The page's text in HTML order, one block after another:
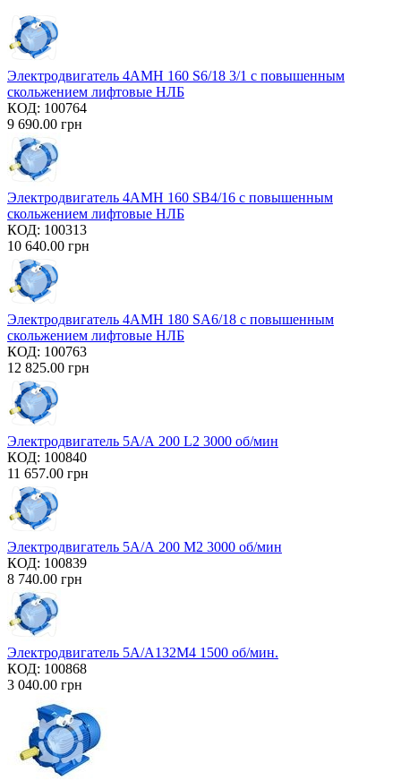
Электродвигатель 4AMH 160 S6/18 3/1 с повышенным
скольжением лифтовые НЛБ
КОД: 100764
9 690.00 грн
Электродвигатель 4AMH 160 SB4/16 с повышенным
скольжением лифтовые НЛБ
КОД: 100313
10 640.00 грн
Электродвигатель 4AMH 180 SA6/18 с повышенным
скольжением лифтовые НЛБ
КОД: 100763
12 825.00 грн
Электродвигатель 5А/А 200 L2 3000 об/мин
КОД: 100840
11 657.00 грн
Электродвигатель 5А/А 200 М2 3000 об/мин
КОД: 100839
8 740.00 грн
Электродвигатель 5А/А132М4 1500 об/мин.
КОД: 100868
3 040.00 грн